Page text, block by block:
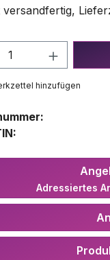
Anzahl:
hinzufügen
Adressiertes